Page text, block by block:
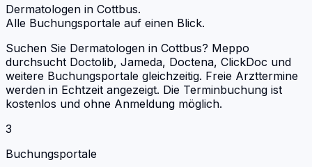
Dermatologen in Cottbus.
Alle Buchungsportale auf einen Blick.
Suchen Sie Dermatologen in Cottbus? Meppo
durchsucht Doctolib, Jameda, Doctena, ClickDoc und
weitere Buchungsportale gleichzeitig. Freie Arzttermine
werden in Echtzeit angezeigt. Die Terminbuchung ist
kostenlos und ohne Anmeldung möglich.
3
Buchungsportale